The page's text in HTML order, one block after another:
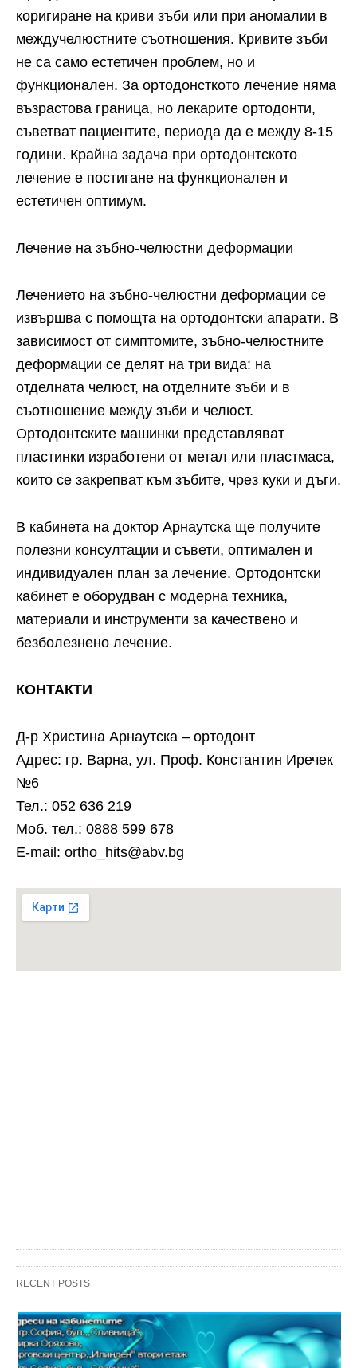
коригиране на криви зъби или при аномалии в
междучелюстните съотношения. Кривите зъби
не са само естетичен проблем, но и
функционален. За ортодонсткото лечение няма
възрастова граница, но лекарите ортодонти,
съветват пациентите, периода да е между 8-15
години. Крайна задача при ортодонтското
лечение е постигане на функционален и
естетичен оптимум.
Лечение на зъбно-челюстни деформации
Лечението на зъбно-челюстни деформации се
извършва с помощта на ортодонтски апарати. В
зависимост от симптомите, зъбно-челюстните
деформации се делят на три вида: на
отделната челюст, на отделните зъби и в
съотношение между зъби и челюст.
Ортодонтските машинки представляват
пластинки изработени от метал или пластмаса,
които се закрепват към зъбите, чрез куки и дъги.
В кабинета на доктор Арнаутска ще получите
полезни консултации и съвети, оптимален и
индивидуален план за лечение. Ортодонтски
кабинет е оборудван с модерна техника,
материали и инструменти за качествено и
безболезнено лечение.
КОНТАКТИ
Д-р Христина Арнаутска – ортодонт
Адрес: гр. Варна, ул. Проф. Константин Иречек
№6
Тел.: 052 636 219
Моб. тел.: 0888 599 678
E-mail: ortho_hits@abv.bg
RECENT POSTS